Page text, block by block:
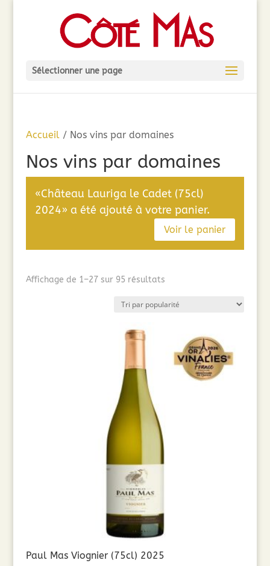
Sélectionner une page
Accueil/ Nos vins par domaines
Nos vins par domaines
«Château Lauriga le Cadet (75cl)
2024» a été ajouté à votre panier.
Voir le panier
Affichage de 1–27 sur 95 résultatsTrié
Paul Mas Viognier (75cl) 2025